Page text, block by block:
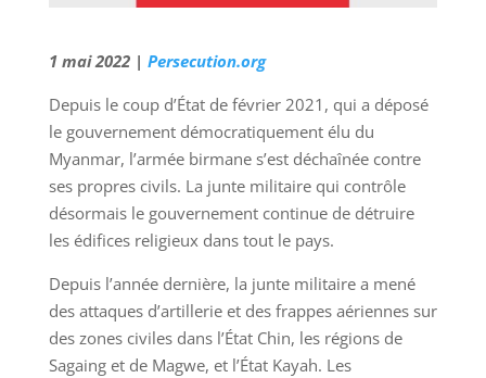
1 mai 2022 | Persecution.org
Depuis le coup d’État de février 2021, qui a déposé
le gouvernement démocratiquement élu du
Myanmar, l’armée birmane s’est déchaînée contre
ses propres civils. La junte militaire qui contrôle
désormais le gouvernement continue de détruire
les édifices religieux dans tout le pays.
Depuis l’année dernière, la junte militaire a mené
des attaques d’artillerie et des frappes aériennes sur
des zones civiles dans l’État Chin, les régions de
Sagaing et de Magwe, et l’État Kayah. Les